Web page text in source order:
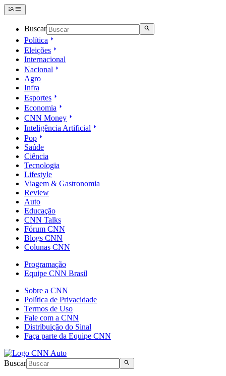
Buscar
Política
Eleições
Internacional
Nacional
Agro
Infra
Esportes
Economia
CNN Money
Inteligência Artificial
Pop
Saúde
Ciência
Tecnologia
Lifestyle
Viagem & Gastronomia
Review
Auto
Educação
CNN Talks
Fórum CNN
Blogs CNN
Colunas CNN
Programação
Equipe CNN Brasil
Sobre a CNN
Política de Privacidade
Termos de Uso
Fale com a CNN
Distribuição do Sinal
Faça parte da Equipe CNN
Buscar